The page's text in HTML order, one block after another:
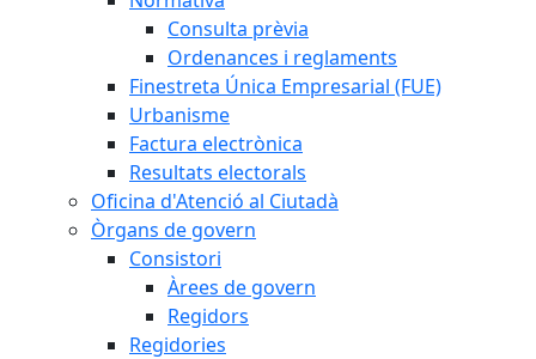
Consulta prèvia
Ordenances i reglaments
Finestreta Única Empresarial (FUE)
Urbanisme
Factura electrònica
Resultats electorals
Oficina d'Atenció al Ciutadà
Òrgans de govern
Consistori
Àrees de govern
Regidors
Regidories